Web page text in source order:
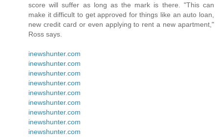
score will suffer as long as the mark is there. "This can
make it difficult to get approved for things like an auto loan,
new credit card or even applying to rent a new apartment,"
Ross says.
inewshunter.com
inewshunter.com
inewshunter.com
inewshunter.com
inewshunter.com
inewshunter.com
inewshunter.com
inewshunter.com
inewshunter.com